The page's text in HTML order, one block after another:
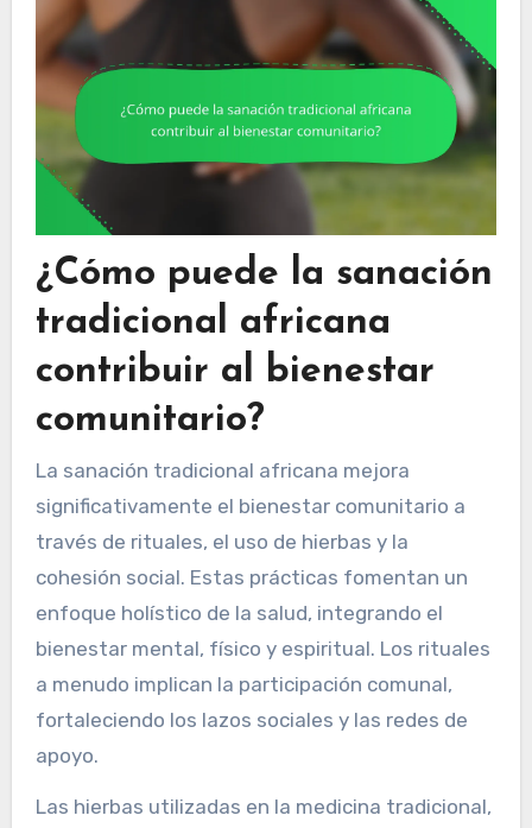
¿Cómo puede la sanación
tradicional africana
contribuir al bienestar
comunitario?
La sanación tradicional africana mejora
significativamente el bienestar comunitario a
través de rituales, el uso de hierbas y la
cohesión social. Estas prácticas fomentan un
enfoque holístico de la salud, integrando el
bienestar mental, físico y espiritual. Los rituales
a menudo implican la participación comunal,
fortaleciendo los lazos sociales y las redes de
apoyo.
Las hierbas utilizadas en la medicina tradicional,